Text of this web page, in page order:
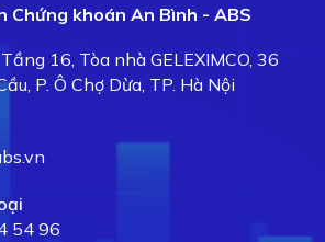
Chứng khoán An Bình - ABS
16, Tòa nhà GELEXIMCO, 36
P. Ô Chợ Dừa, TP. Hà Nội
54 96